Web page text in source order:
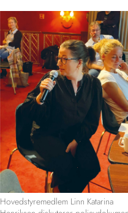
Hovedstyremedlem Linn Katarina